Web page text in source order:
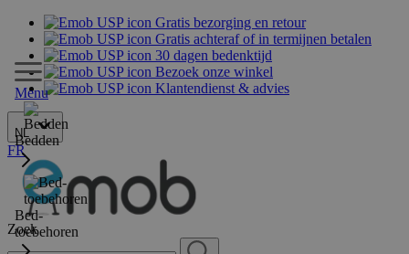
Gratis bezorging en retour
Gratis achteraf of in termijnen betalen
30 dagen bedenktijd
Bezoek onze winkel
Klantendienst & advies
NL
FR
Zoek
Menu
Bedden
Bed-
toebehoren